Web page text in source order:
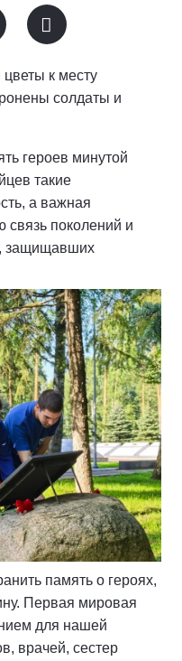
к месту
солдаты и
героев минутой
такие
а важная
связь поколений и
защищавших
память о героях,
Первая мировая
для нашей
врачей, сестер